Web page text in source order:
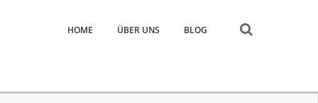
HOME ÜBER UNS BLOG